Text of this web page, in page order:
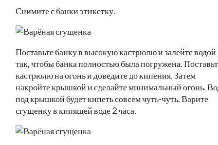
Снимите с банки этикетку.
Поставьте банку в высокую кастрюлю и залейте водой
так, чтобы банка полностью была погружена.
кастрюлю на огонь и доведите до кипения. Затем
накройте крышкой и сделайте минимальный огонь.
под крышкой будет кипеть совсем чуть-чуть. Варите
сгущенку в кипящей воде 2 часа.